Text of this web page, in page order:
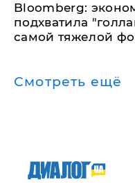
Bloomberg:
подхватила
самой тяжелой
Смотреть ещё